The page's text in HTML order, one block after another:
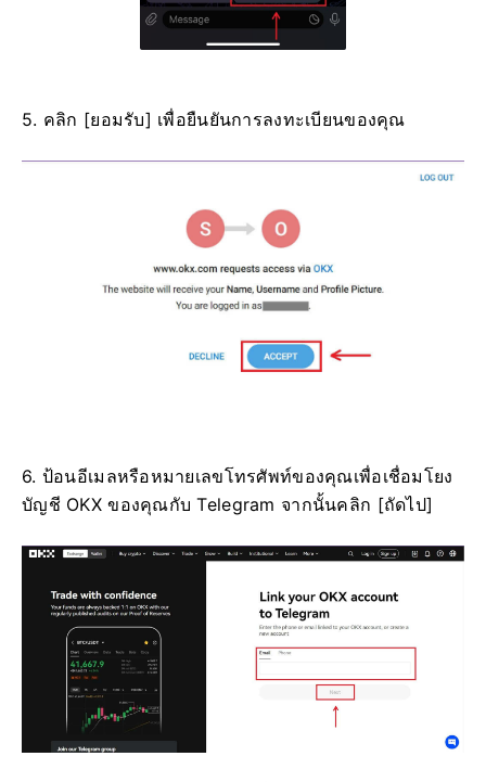
5. คลิก [ยอมรับ] เพื่อยืนยันการลงทะเบียนของคุณ
6. ป้อนอีเมลหรือหมายเลขโทรศัพท์ของคุณเพื่อเชื่อมโยง
บัญชี OKX ของคุณกับ Telegram จากนั้นคลิก [ถัดไป]